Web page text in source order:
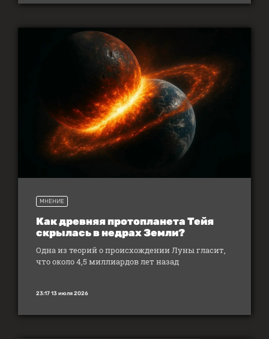
МНЕНИЕ
Как древняя протопланета Тейя
скрылась в недрах Земли?
Одна из теорий о происхождении Луны гласит,
что около 4,5 миллиардов лет назад
23:17 13 июля 2026